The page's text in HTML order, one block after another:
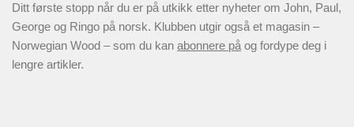
Ditt første stopp når du er på utkikk etter nyheter om John, Paul,
George og Ringo på norsk. Klubben utgir også et magasin –
Norwegian Wood – som du kan abonnere på og fordype deg i
lengre artikler.